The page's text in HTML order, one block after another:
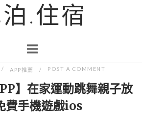
.住宿
APP推薦 POST A COMMENT
】在家運動跳舞親子放
費手機遊戲ios